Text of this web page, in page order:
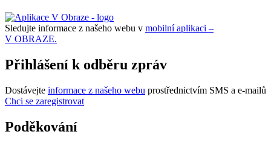
Sledujte informace z našeho webu v mobilní aplikaci –
V OBRAZE.
Přihlášení k odběru zpráv
Dostávejte informace z našeho webu prostřednictvím SMS a e-mailů
Chci se zaregistrovat
Poděkování